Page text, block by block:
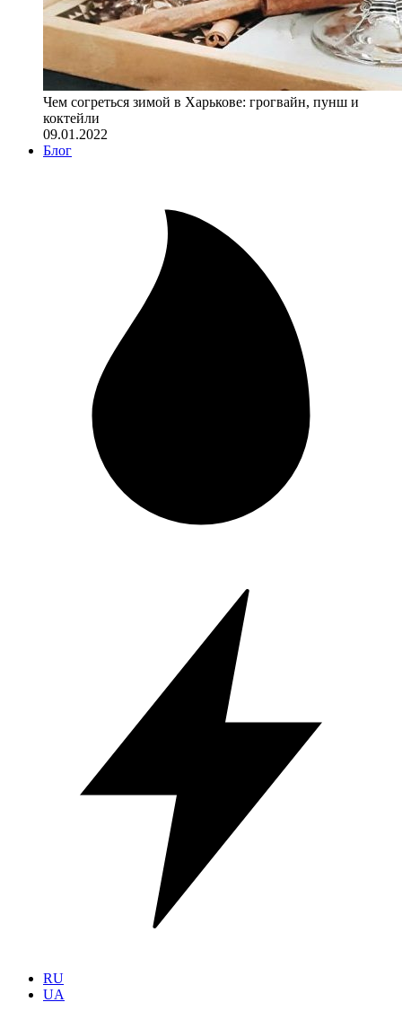
Чем согреться зимой в Харькове: грогвайн, пунш и
коктейли
09.01.2022
Блог
RU
UA